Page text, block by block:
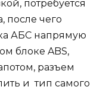
потребуется
после чего
АБС напрямую
блоке ABS,
разъем
и тип самого